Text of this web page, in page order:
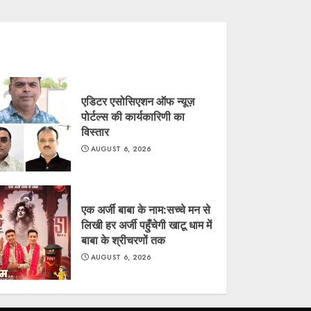
एडिटर एसोसिएशन ऑफ न्यूज़
पोर्टल्स की कार्यकारिणी का
विस्तार
AUGUST 6, 2026
एक अर्जी बाबा के नाम:सच्चे मन से
लिखी हर अर्जी पहुँचेगी खाटू धाम में
बाबा के श्रीचरणों तक
AUGUST 6, 2026